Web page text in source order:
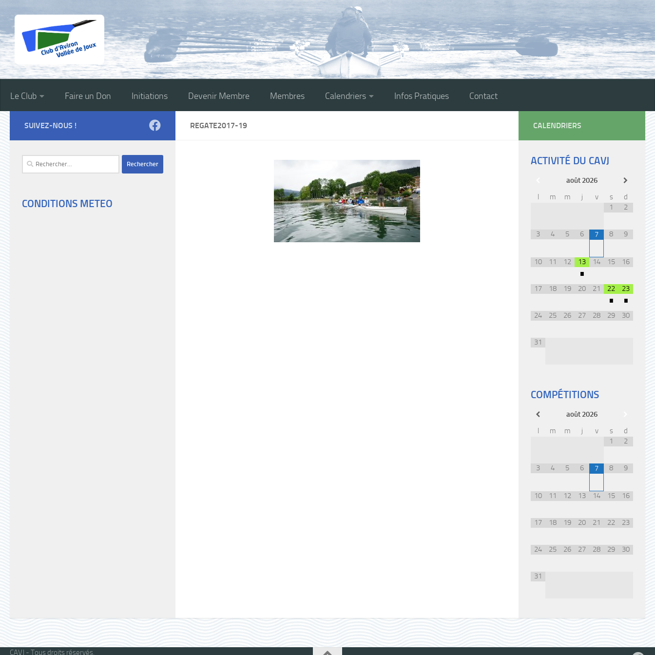
Skip to content
Le Club Faire un Don Initiations Devenir Membre Membres Calendriers Infos Pratiques Contact
REGATE2017-19
SUIVEZ-NOUS !
Rechercher :
CONDITIONS METEO
CALENDRIERS
ACTIVITÉ DU CAVJ
août 2026
l
m m j v s
d
1
2
3 4 5 6 7 8 9
10 11 12 13
•
14 15 16
17 18 19 20 21 22
•
23
•
24 25 26 27 28 29 30
31
COMPÉTITIONS
août 2026
l
m m j v s
d
1
2
3 4 5 6 7 8 9
10 11 12 13 14 15 16
17 18 19 20 21 22 23
24 25 26 27 28 29 30
31
CAVJ - Tous droits réservés.